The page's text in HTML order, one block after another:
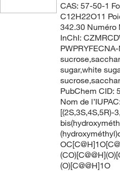
CAS: 57-50-1
C12H22O11
342.30 Numéro
InChI:
sugar,white
PubChem CID:
Nom de
[(2S,3S,4S,5R)-
(O)[C@@H]1O